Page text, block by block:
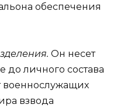
обеспечения
Он несет
личного состава
военнослужащих
взвода